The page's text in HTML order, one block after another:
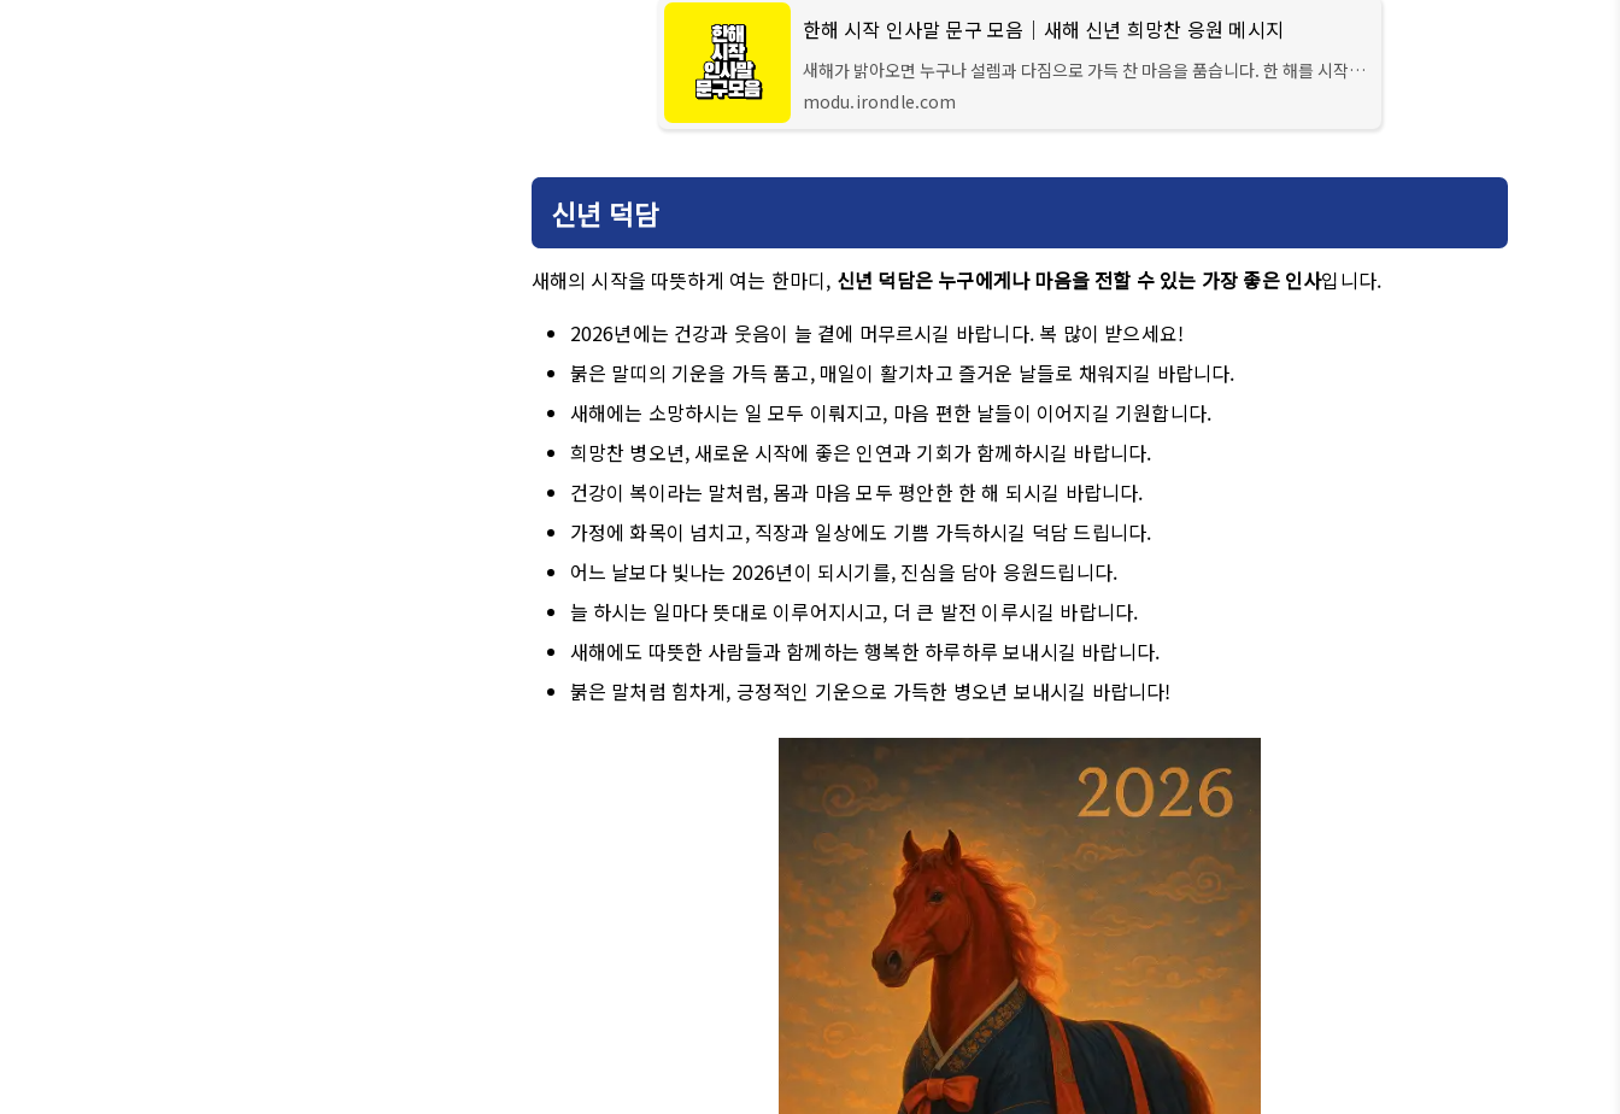
한해 시작 인사말 문구 모음｜새해 신년 희망찬 응원 메시지
새해가 밝아오면 누구나 설렘과 다짐으로 가득 찬 마음을 품습니다. 한 해를 시작하
며 따뜻한 말 한마디를 건네는 것은 단순한 인사 이상의 의미를 담고 있습니다. 진심
modu.irondle.com
신년 덕담
새해의 시작을 따뜻하게 여는 한마디, 신년 덕담은 누구에게나 마음을 전할 수 있는 가장 좋은 인사입니다.
2026년에는 건강과 웃음이 늘 곁에 머무르시길 바랍니다. 복 많이 받으세요!
붉은 말띠의 기운을 가득 품고, 매일이 활기차고 즐거운 날들로 채워지길 바랍니다.
새해에는 소망하시는 일 모두 이뤄지고, 마음 편한 날들이 이어지길 기원합니다.
희망찬 병오년, 새로운 시작에 좋은 인연과 기회가 함께하시길 바랍니다.
건강이 복이라는 말처럼, 몸과 마음 모두 평안한 한 해 되시길 바랍니다.
가정에 화목이 넘치고, 직장과 일상에도 기쁨 가득하시길 덕담 드립니다.
어느 날보다 빛나는 2026년이 되시기를, 진심을 담아 응원드립니다.
늘 하시는 일마다 뜻대로 이루어지시고, 더 큰 발전 이루시길 바랍니다.
새해에도 따뜻한 사람들과 함께하는 행복한 하루하루 보내시길 바랍니다.
붉은 말처럼 힘차게, 긍정적인 기운으로 가득한 병오년 보내시길 바랍니다!